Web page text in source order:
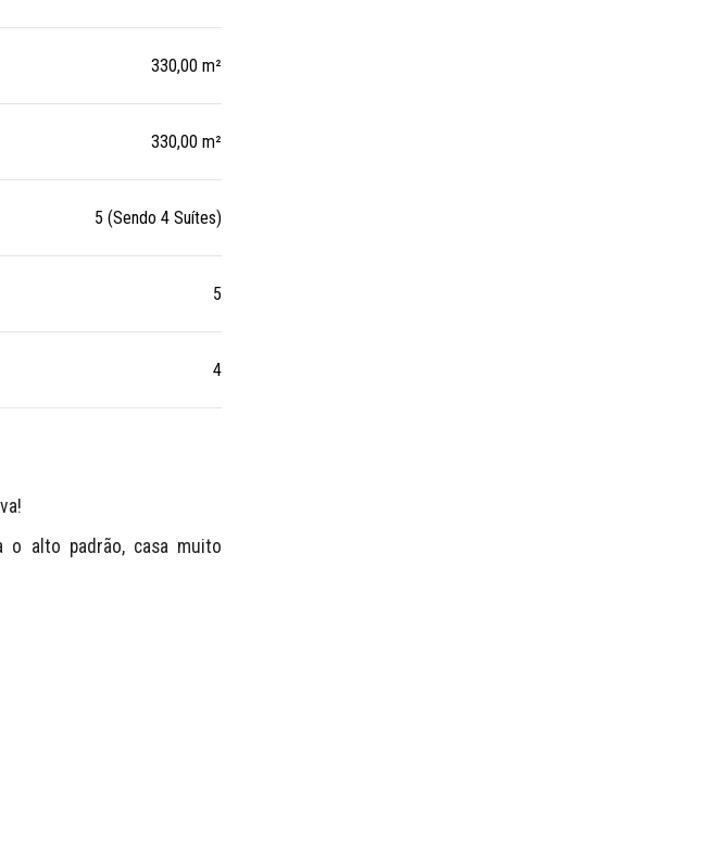
330,00 m²
330,00 m²
5 (Sendo 4 Suítes)
5
4
o alto padrão, casa muito